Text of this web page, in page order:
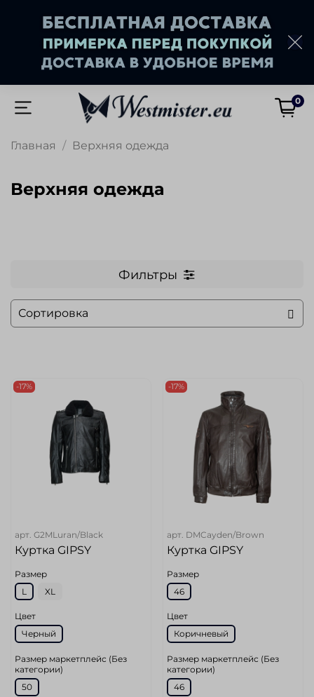
0
Главная Верхняя одежда
Верхняя одежда
Фильтры
-17%
арт. G2MLuran/Black
Куртка GIPSY
Размер
L
XL
Цвет
Черный
Размер маркетплейс (Без
категории)
50
-17%
арт. DMCayden/Brown
Куртка GIPSY
Размер
46
Цвет
Коричневый
Размер маркетплейс (Без
категории)
46